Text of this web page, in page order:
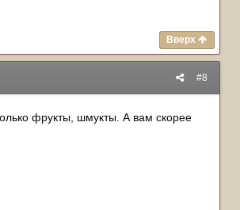
Вверх
#8
фрукты, шмукты. А вам скорее